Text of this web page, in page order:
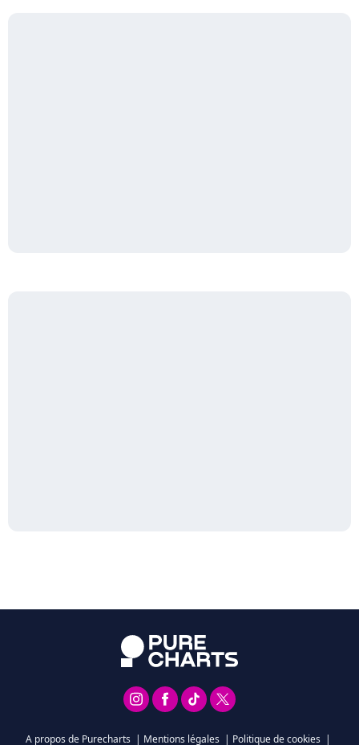
A propos de Purecharts | Mentions légales | Politique de cookies |